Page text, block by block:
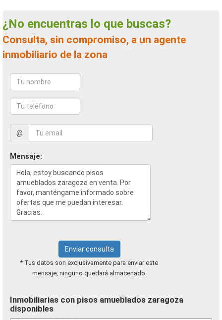
¿No encuentras lo que buscas?
Consulta, sin compromiso, a un agente
inmobiliario de la zona
@
Mensaje:
Enviar consulta
* Tus datos son exclusivamente para enviar este
mensaje, ninguno quedará almacenado.
Inmobiliarias con pisos amueblados zaragoza
disponibles